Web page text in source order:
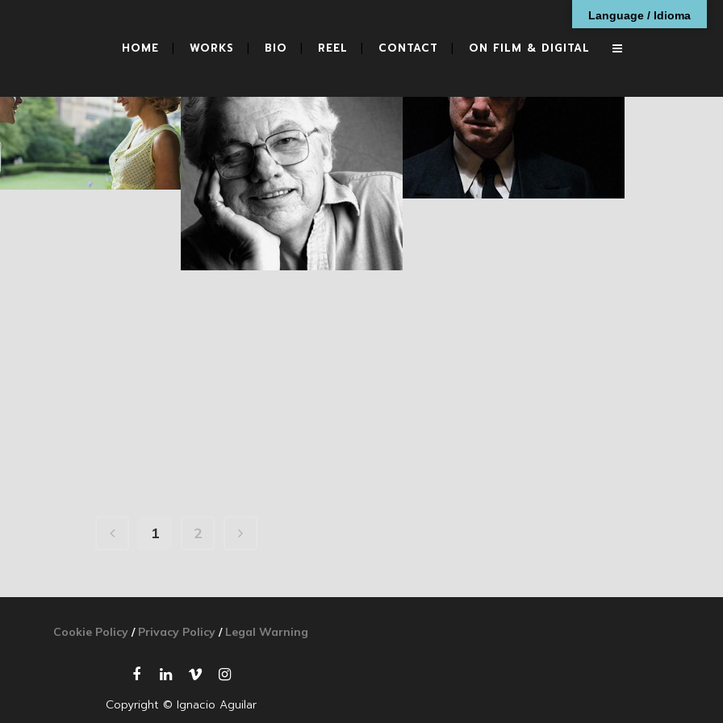
HOME WORKS BIO REEL CONTACT ON FILM & DIGITAL
Café Society
Obituario: Gordon
Willis, Parte I
ARTÍCULOS
Obituario: Gordon
Willis, Parte II
1 2
Cookie Policy / Privacy Policy / Legal Warning
Copyright © Ignacio Aguilar
Language / Idioma